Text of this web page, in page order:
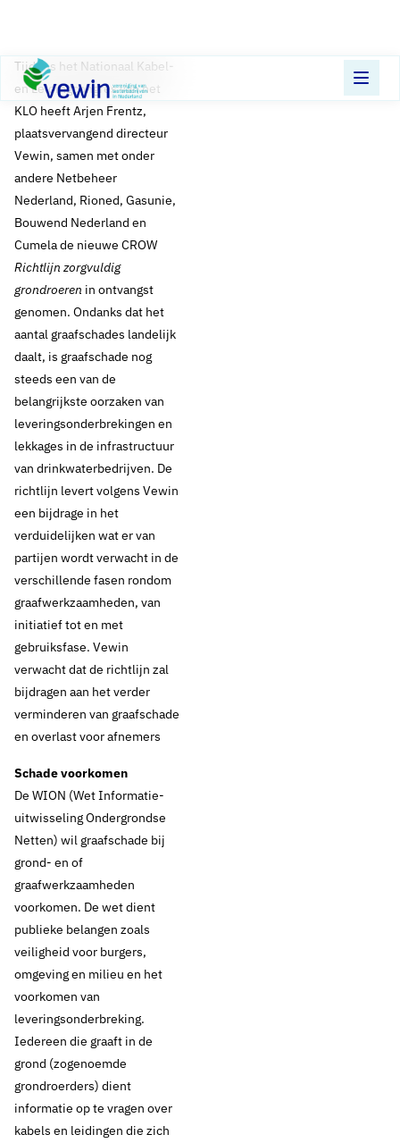
Direct naar content
Terug naar de startpagina
Vewin neemt
Richtlijn zorgvuldig
graven in ontvangst
2 november 2016 Nieuws
Tijdens het Nationaal Kabel-
en Leidingcongres van het
KLO heeft Arjen Frentz,
plaatsvervangend directeur
Vewin, samen met onder
andere Netbeheer
Nederland, Rioned, Gasunie,
Bouwend Nederland en
Cumela de nieuwe CROW
Richtlijn zorgvuldig
grondroeren in ontvangst
genomen. Ondanks dat het
aantal graafschades landelijk
daalt, is graafschade nog
steeds een van de
belangrijkste oorzaken van
leveringsonderbrekingen en
lekkages in de infrastructuur
van drinkwaterbedrijven. De
richtlijn levert volgens Vewin
een bijdrage in het
verduidelijken wat er van
partijen wordt verwacht in de
verschillende fasen rondom
graafwerkzaamheden, van
initiatief tot en met
gebruiksfase. Vewin
verwacht dat de richtlijn zal
bijdragen aan het verder
verminderen van graafschade
en overlast voor afnemers
Schade voorkomen
De WION (Wet Informatie-
uitwisseling Ondergrondse
Netten) wil graafschade bij
grond- en of
graafwerkzaamheden
voorkomen. De wet dient
publieke belangen zoals
veiligheid voor burgers,
omgeving en milieu en het
voorkomen van
leveringsonderbreking.
Iedereen die graaft in de
grond (zogenoemde
grondroerders) dient
informatie op te vragen over
kabels en leidingen die zich